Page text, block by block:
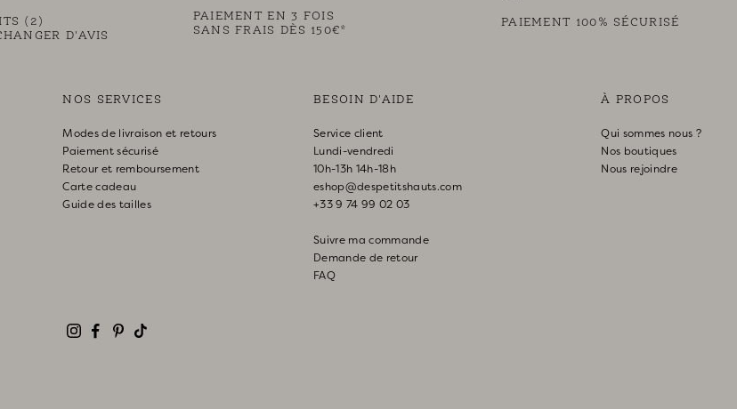
(2)
D'AVIS
PAIEMENT EN 3 FOIS
SANS FRAIS DÈS 150€*
PAIEMENT 100% SÉCURISÉ
NOS SERVICES
Modes de livraison et retours
Paiement sécurisé
Retour et remboursement
Carte cadeau
Guide des tailles
BESOIN D'AIDE
Service client
Lundi-vendredi
10h-13h 14h-18h
eshop@despetitshauts.com
+33 9 74 99 02 03
Suivre ma commande
Demande de retour
FAQ
À PROPOS
Qui sommes nous ?
Nos boutiques
Nous rejoindre